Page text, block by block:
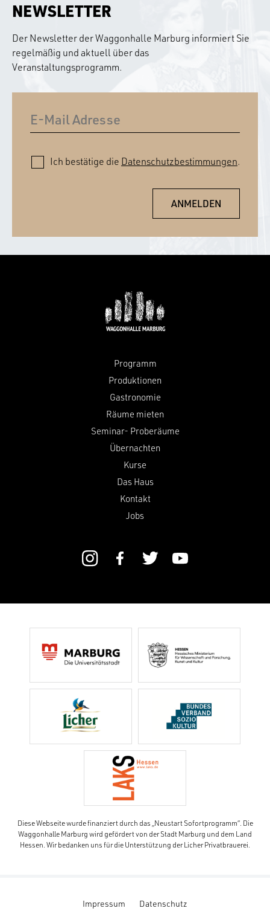
NEWSLETTER
Der Newsletter der Waggonhalle Marburg informiert Sie
regelmäßig und aktuell über das
Veranstaltungsprogramm.
Ich bestätige die Datenschutzbestimmungen.
Programm
Produktionen
Gastronomie
Räume mieten
Seminar- Proberäume
Übernachten
Kurse
Das Haus
Kontakt
Jobs
Diese Webseite wurde finanziert durch das „Neustart Sofortprogramm“. Die
Waggonhalle Marburg wird gefördert von der Stadt Marburg und dem Land
Hessen. Wir bedanken uns für die Unterstützung der Licher Privatbrauerei.
Impressum Datenschutz